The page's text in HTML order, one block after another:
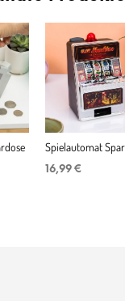
Spielautomat
16,99 €